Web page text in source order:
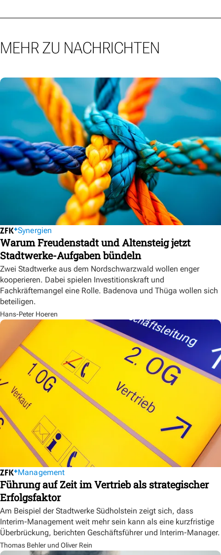
MEHR ZU NACHRICHTEN
Synergien
Warum Freudenstadt und Altensteig jetzt
Stadtwerke-Aufgaben bündeln
Zwei Stadtwerke aus dem Nordschwarzwald wollen enger
kooperieren. Dabei spielen Investitionskraft und
Fachkräftemangel eine Rolle. Badenova und Thüga wollen sich
beteiligen.
Hans-Peter Hoeren
Management
Führung auf Zeit im Vertrieb als strategischer
Erfolgsfaktor
Am Beispiel der Stadtwerke Südholstein zeigt sich, dass
Interim-Management weit mehr sein kann als eine kurzfristige
Überbrückung, berichten Geschäftsführer und Interim-Manager.
Thomas Behler und Oliver Rein